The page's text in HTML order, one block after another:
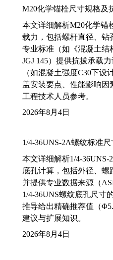
M20化学锚栓尺寸规格及
本文详细解析M20化学锚
载力，包括螺杆直径、钻
专业标准（如《混凝土结
JGJ 145）提供抗拔承载
（如混凝土强度C30下设
盖安装要点、性能影响因
工程技术人员参考。
2026年8月4日
1/4-36UNS-2A螺纹标准尺
本文详细解析1/4-36UNS-
底孔计算，包括外径、螺
并提供专业数据来源（
1/4-36UNS螺纹底孔尺寸
推导给出精确推荐值（
建议与扩展知识。
2026年8月4日